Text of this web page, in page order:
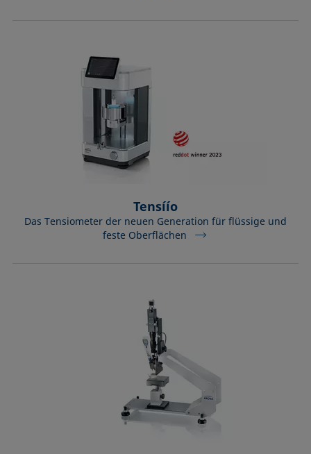
Tensíío
Das Tensiometer der neuen Generation für flüssige und
feste Oberflächen